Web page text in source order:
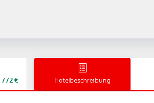
772 € Hotelbeschreibung